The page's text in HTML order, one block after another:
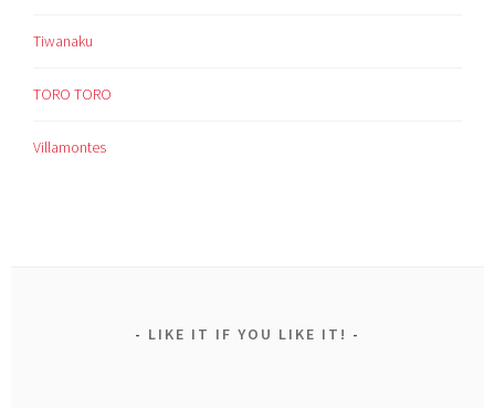
Tiwanaku
TORO TORO
Villamontes
LIKE IT IF YOU LIKE IT!